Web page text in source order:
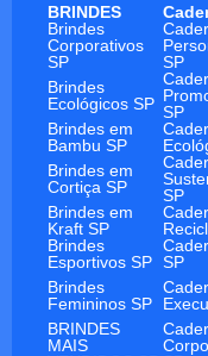
BRINDES
Brindes
Corporativos
SP
SP
Brindes
Ecológicos SP SP
Brindes em
Bambu SP
Brindes em
Cortiça SP
SP
Brindes em
Kraft SP
Brindes
Esportivos SP SP
Brindes
Femininos SP
BRINDES
MAIS